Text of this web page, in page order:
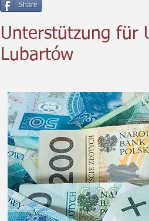
Share
Unterstützung für
Lubartów